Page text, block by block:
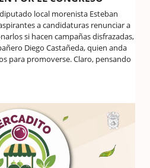
local morenista Esteban
a candidaturas renunciar a
si hacen campañas disfrazadas,
Diego Castañeda, quien anda
para promoverse. Claro, pensando